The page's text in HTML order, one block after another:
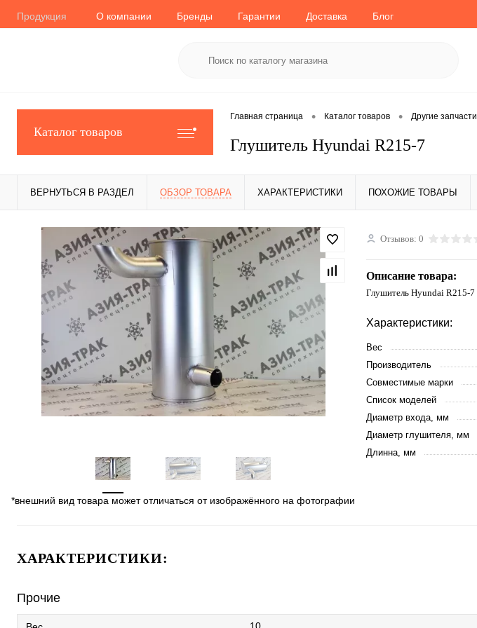
Продукция О компании Бренды Гарантии Доставка Блог
Каталог товаров
Главная страница • Каталог товаров • Другие запчасти
Глушитель Hyundai R215-7
ВЕРНУТЬСЯ В РАЗДЕЛ ОБЗОР ТОВАРА ХАРАКТЕРИСТИКИ ПОХОЖИЕ ТОВАРЫ
*внешний вид товара может отличаться от изображённого на фотографии
Отзывов: 0
Описание товара:
Глушитель Hyundai R215-7
Характеристики:
Вес
Производитель
Совместимые марки
Список моделей
Диаметр входа, мм
Диаметр глушителя, мм
Длинна, мм
ХАРАКТЕРИСТИКИ:
Прочие